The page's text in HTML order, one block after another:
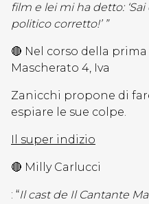
film e lei mi ha detto:
politico corretto!’ ”
🔴 Nel corso della
Mascherato 4, Iva
Zanicchi propone di
espiare le sue colpe.
Il super indizio
🔴 Milly Carlucci
: “Il cast de Il Cantante